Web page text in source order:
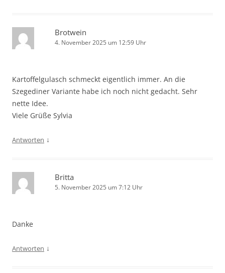
Brotwein
4. November 2025 um 12:59 Uhr
Kartoffelgulasch schmeckt eigentlich immer. An die
Szegediner Variante habe ich noch nicht gedacht. Sehr
nette Idee.
Viele Grüße Sylvia
Antworten ↓
Britta
5. November 2025 um 7:12 Uhr
Danke
Antworten ↓